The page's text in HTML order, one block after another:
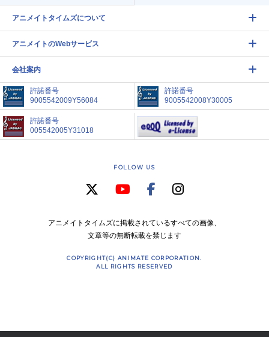
アニメイトタイムズについて
アニメイトのWebサービス
会社案内
許諾番号
9005542009Y56084
許諾番号
9005542008Y30005
許諾番号
005542005Y31018
FOLLOW US
アニメイトタイムズに掲載されているすべての画像、
文章等の無断転載を禁じます
COPYRIGHT(C) ANIMATE CORPORATION.
ALL RIGHTS RESERVED